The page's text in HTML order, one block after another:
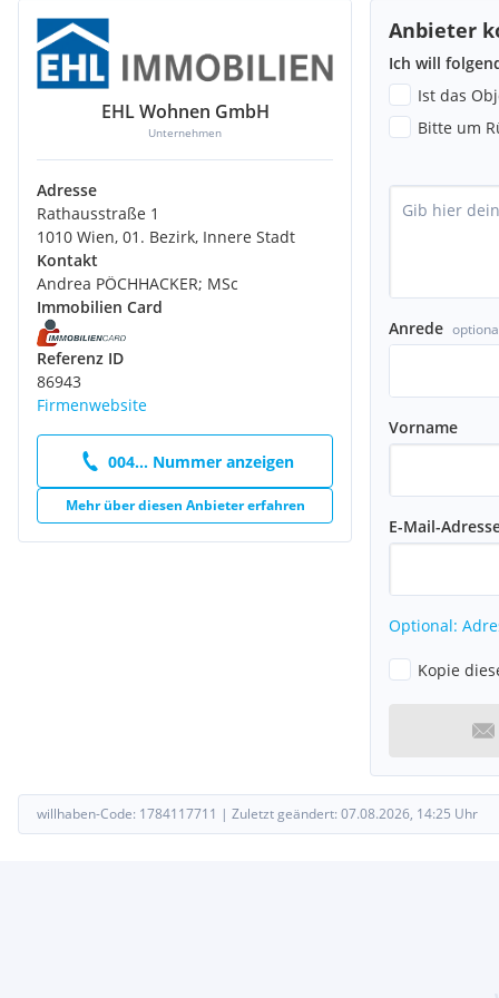
sind vorbehaltlich möglicher Änderungen.
Das Copyright der Bilder liegt bei Vision Estate Project Eastside
wird durch Moser Wohnbau & Projektentwicklung GmbH,
Wir weisen darauf hin, dass zwischen dem Vermittler und dem
familiäres oder wirtschaftliches Naheverhältnis besteht.
EHL Wohnen GmbH
Unternehmen
Adresse
Rathausstraße 1
1010 Wien, 01. Bezirk, Innere Stadt
Kontakt
Andrea PÖCHHACKER; MSc
Immobilien Card
Referenz ID
86943
Firmenwebsite
004... Nummer anzeigen
Mehr über diesen Anbieter erfahren
Anbieter
Ich will
Ist das
Bitte um
Anrede
Vorname
E-Mail-
Optional:
Kopie
willhaben-Code: 1784117711 | Zuletzt geändert: 07.08.2026, 14:25 Uhr